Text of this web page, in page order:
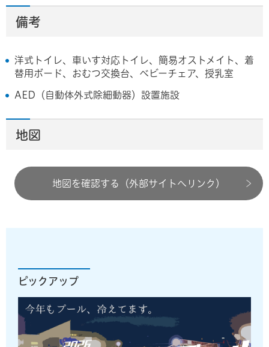
備考
洋式トイレ、車いす対応トイレ、簡易オストメイト、着
替用ボード、おむつ交換台、ベビーチェア、授乳室
AED（自動体外式除細動器）設置施設
地図
地図を確認する（外部サイトへリンク）
ピックアップ